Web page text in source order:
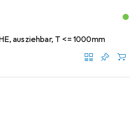
ausziehbar, T <= 1000mm